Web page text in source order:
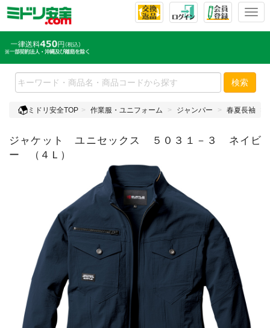
T
l
e
n
v
g
検索
ミドリ安全TOP 作業服・ユニフォーム ジャンパー 春夏長袖
ジャケット ユニセックス ５０３１－３ ネイビ
ー （４Ｌ）